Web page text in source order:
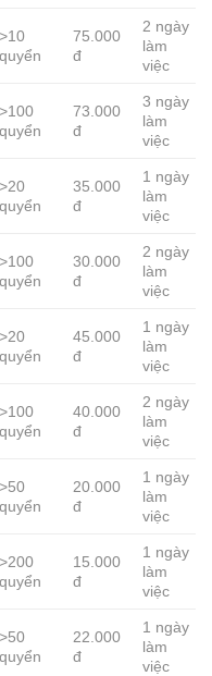
>10
quyển
75.000
đ
2 ngày
làm
việc
>100
quyển
73.000
đ
3 ngày
làm
việc
>20
quyển
35.000
đ
1 ngày
làm
việc
>100
quyển
30.000
đ
2 ngày
làm
việc
>20
quyển
45.000
đ
1 ngày
làm
việc
>100
quyển
40.000
đ
2 ngày
làm
việc
>50
quyển
20.000
đ
1 ngày
làm
việc
>200
quyển
15.000
đ
1 ngày
làm
việc
>50
quyển
22.000
đ
1 ngày
làm
việc